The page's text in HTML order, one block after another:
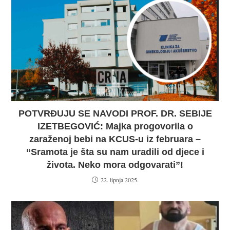
POTVRĐUJU SE NAVODI PROF. DR. SEBIJE
IZETBEGOVIĆ: Majka progovorila o
zaraženoj bebi na KCUS-u iz februara –
“Sramota je šta su nam uradili od djece i
života. Neko mora odgovarati”!
22. lipnja 2025.